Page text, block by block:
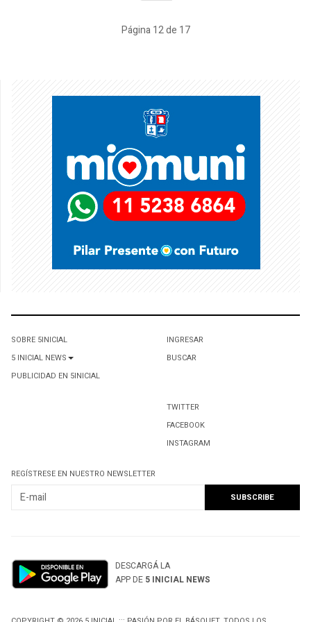
Página 12 de 17
SOBRE 5INICIAL
5 INICIAL NEWS
PUBLICIDAD EN 5INICIAL
INGRESAR
BUSCAR
TWITTER
FACEBOOK
INSTAGRAM
REGÍSTRESE EN NUESTRO NEWSLETTER
DESCARGÁ LA
APP DE 5 INICIAL NEWS